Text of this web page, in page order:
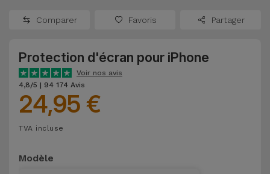
OnePlus
Google
Reconditionnés
Consoles de
Jeux
Reconditionnées
Voir
tout
Batteries
Chargeurs
Ecouteurs
et
Enceintes
Montres
Comparer Favoris Partager
Protection d'écran pour iPhone
Voir nos avis
4,8/5 | 94 174 Avis
24,95 €
TVA incluse
Modèle